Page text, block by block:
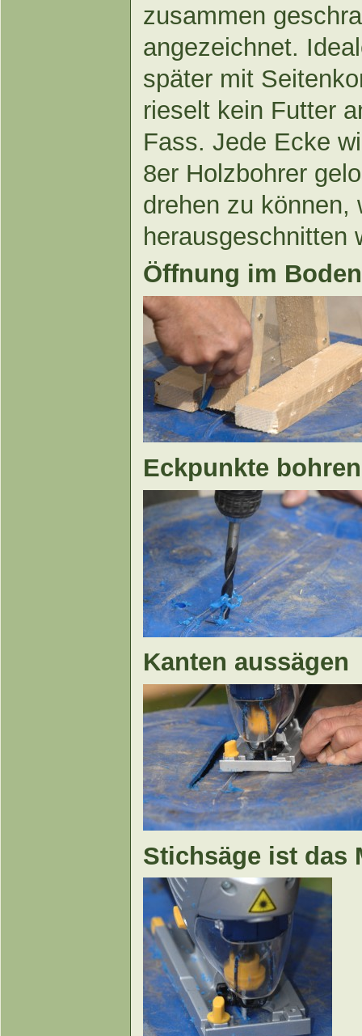
zusammen
angezeichnet.
später mit
rieselt kein Futter
Fass. Jede Ecke
8er Holzbohrer
drehen zu können,
herausgeschnitten
Öffnung im
Eckpunkte bohren
Kanten aussägen
Stichsäge ist das